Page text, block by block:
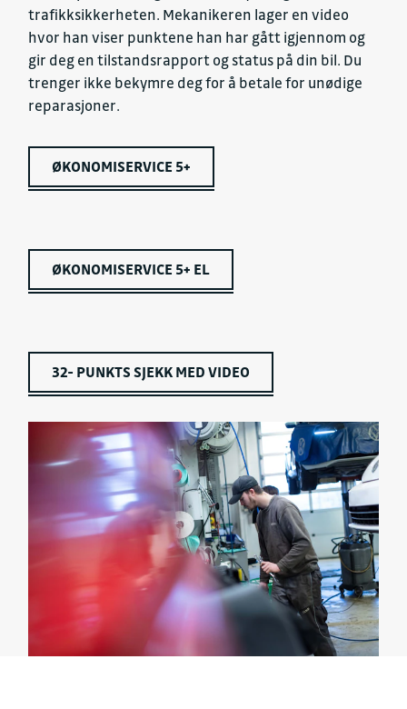
trafikksikkerheten. Mekanikeren lager en video
hvor han viser punktene han har gått igjennom og
gir deg en tilstandsrapport og status på din bil. Du
trenger ikke bekymre deg for å betale for unødige
reparasjoner.
ØKONOMISERVICE 5+
ØKONOMISERVICE 5+ EL
32- PUNKTS SJEKK MED VIDEO